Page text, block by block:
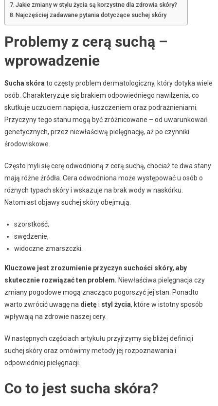
Jakie zmiany w stylu życia są korzystne dla zdrowia skóry?
Najczęściej zadawane pytania dotyczące suchej skóry
Problemy z cerą suchą –
wprowadzenie
Sucha skóra to częsty problem dermatologiczny, który dotyka wiele
osób. Charakteryzuje się brakiem odpowiedniego nawilżenia, co
skutkuje uczuciem napięcia, łuszczeniem oraz podrażnieniami.
Przyczyny tego stanu mogą być zróżnicowane – od uwarunkowań
genetycznych, przez niewłaściwą pielęgnację, aż po czynniki
środowiskowe.
Często myli się cerę odwodnioną z cerą suchą, chociaż te dwa stany
mają różne źródła. Cera odwodniona może występować u osób o
różnych typach skóry i wskazuje na brak wody w naskórku.
Natomiast objawy suchej skóry obejmują:
szorstkość,
swędzenie,
widoczne zmarszczki.
Kluczowe jest zrozumienie przyczyn suchości skóry, aby
skutecznie rozwiązać ten problem. Niewłaściwa pielęgnacja czy
zmiany pogodowe mogą znacząco pogorszyć jej stan. Ponadto
warto zwrócić uwagę na dietęi styl życia, które w istotny sposób
wpływają na zdrowie naszej cery.
W następnych częściach artykułu przyjrzymy się bliżej definicji
suchej skóry oraz omówimy metody jej rozpoznawania i
odpowiedniej pielęgnacji.
Co to jest sucha skóra?